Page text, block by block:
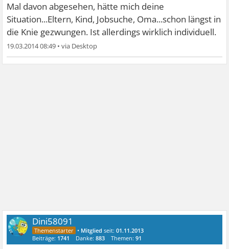
Mal davon abgesehen, hätte mich deine
Situation...Eltern, Kind, Jobsuche, Oma...schon längst in
die Knie gezwungen. Ist allerdings wirklich individuell.
19.03.2014 08:49 •
Dini58091
• Mitglied seit:01.11.2013
Beiträge: 1741 Danke:883 Themen:91